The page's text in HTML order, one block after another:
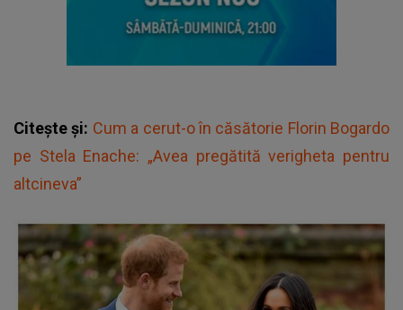
Citește și: Cum a cerut-o în căsătorie Florin Bogardo
pe Stela Enache: „Avea pregătită verigheta pentru
altcineva”